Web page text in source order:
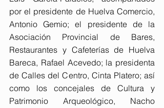
por el presidente de Huelva Comercio,
Antonio Gemio; el presidente de la
Asociación Provincial de Bares,
Restaurantes y Cafeterías de Huelva
Bareca, Rafael Acevedo; la presidenta
de Calles del Centro, Cinta Platero; así
como los concejales de Cultura y
Patrimonio Arqueológico, Nacho